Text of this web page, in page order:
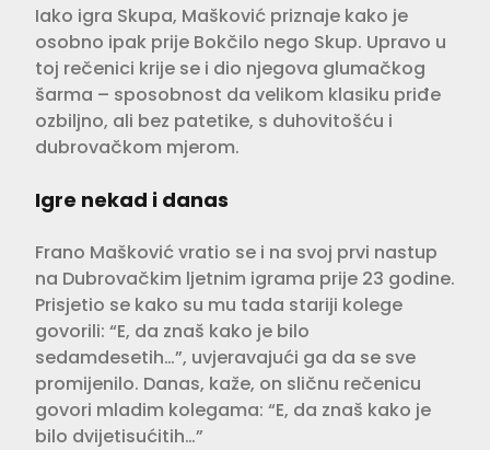
Iako igra Skupa, Mašković priznaje kako je
osobno ipak prije Bokčilo nego Skup. Upravo u
toj rečenici krije se i dio njegova glumačkog
šarma – sposobnost da velikom klasiku priđe
ozbiljno, ali bez patetike, s duhovitošću i
dubrovačkom mjerom.
Igre nekad i danas
Frano Mašković vratio se i na svoj prvi nastup
na Dubrovačkim ljetnim igrama prije 23 godine.
Prisjetio se kako su mu tada stariji kolege
govorili: “E, da znaš kako je bilo
sedamdesetih…”, uvjeravajući ga da se sve
promijenilo. Danas, kaže, on sličnu rečenicu
govori mladim kolegama: “E, da znaš kako je
bilo dvijetisućitih…”